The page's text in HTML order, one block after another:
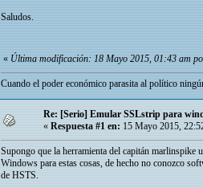
Saludos.
«Última modificación: 18 Mayo 2015, 01:43 am
Cuando el poder económico parasita al político
Re: [Serio] Emular SSLstrip para
« Respuesta #1 en: 15 Mayo 2015,
Supongo que la herramienta del capitán
Windows para estas cosas, de hecho no conozco
de HSTS.